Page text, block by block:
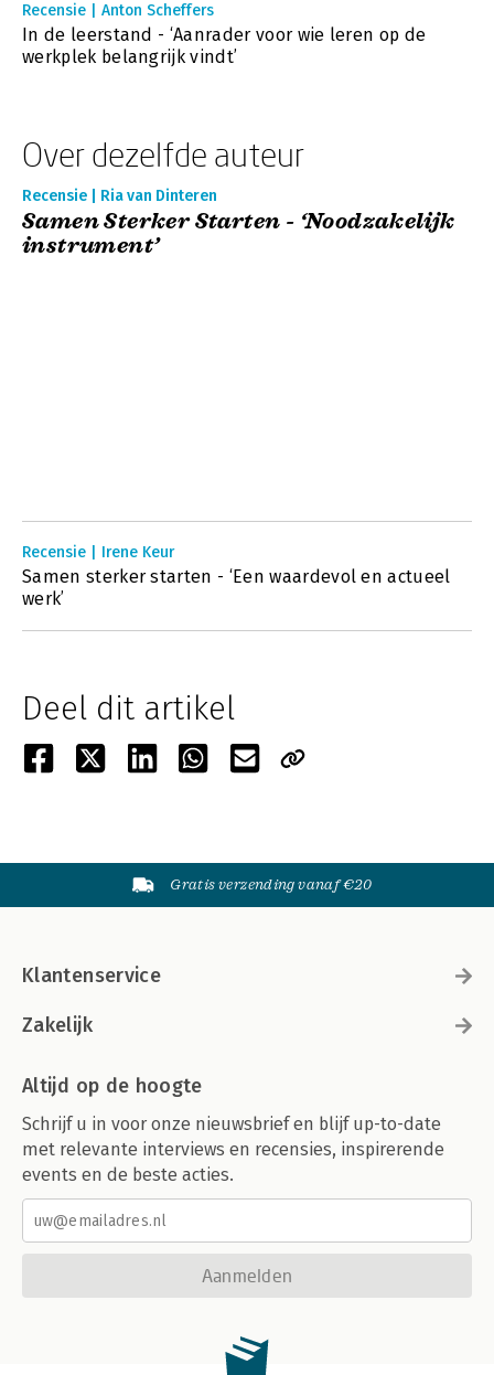
Recensie | Anton Scheffers
In de leerstand - ‘Aanrader voor wie leren op de
werkplek belangrijk vindt’
Over dezelfde auteur
Recensie | Ria van Dinteren
Samen Sterker Starten - ‘Noodzakelijk
instrument’
Recensie | Irene Keur
Samen sterker starten - ‘Een waardevol en actueel
werk’
Deel dit artikel
Gratis verzending vanaf €20
Klantenservice
Zakelijk
Altijd op de hoogte
Schrijf u in voor onze nieuwsbrief en blijf up-to-date
met relevante interviews en recensies, inspirerende
events en de beste acties.
Aanmelden